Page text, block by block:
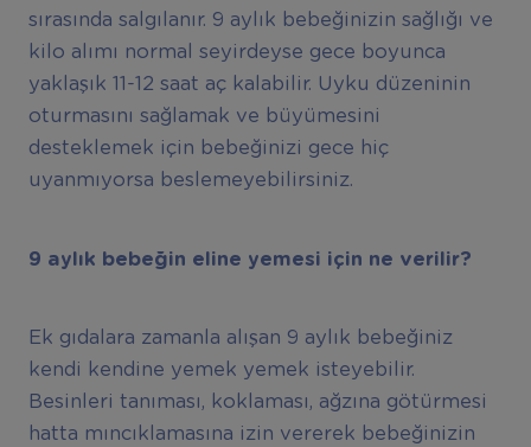
sırasında salgılanır. 9 aylık bebeğinizin sağlığı ve
kilo alımı normal seyirdeyse gece boyunca
yaklaşık 11-12 saat aç kalabilir. Uyku düzeninin
oturmasını sağlamak ve büyümesini
desteklemek için bebeğinizi gece hiç
uyanmıyorsa beslemeyebilirsiniz.
9 ayl ı k bebeğin eline yemesi için ne verilir?
Ek gıdalara zamanla alışan 9 aylık bebeğiniz
kendi kendine yemek yemek isteyebilir.
Besinleri tanıması, koklaması, ağzına götürmesi
hatta mıncıklamasına izin vererek bebeğinizin